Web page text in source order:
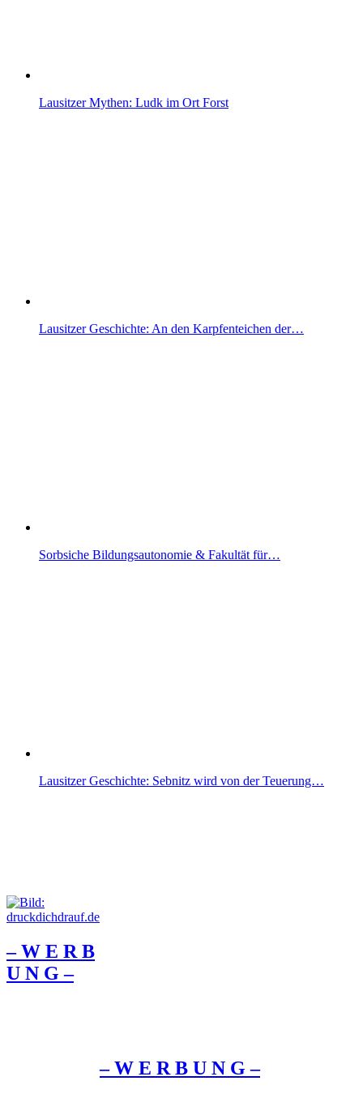
Lausitzer Mythen: Ludk im Ort Forst
Lausitzer Geschichte: An den Karpfenteichen der…
Sorbsiche Bildungsautonomie & Fakultät für…
Lausitzer Geschichte: Sebnitz wird von der Teuerung…
– W Ε R Β
U Ν G –
– W Ε R Β U Ν G –